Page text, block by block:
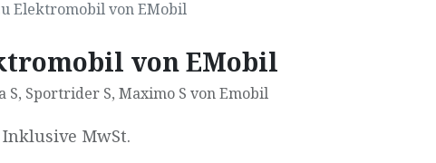
Elektromobil von EMobil
von EMobil
S, Sportrider S, Maximo S von Emobil
Inklusive MwSt.